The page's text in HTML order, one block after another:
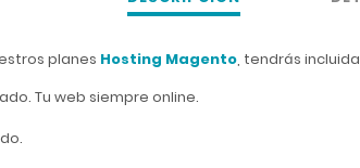
planes Hosting Magento, tendrás
Tu web siempre online.